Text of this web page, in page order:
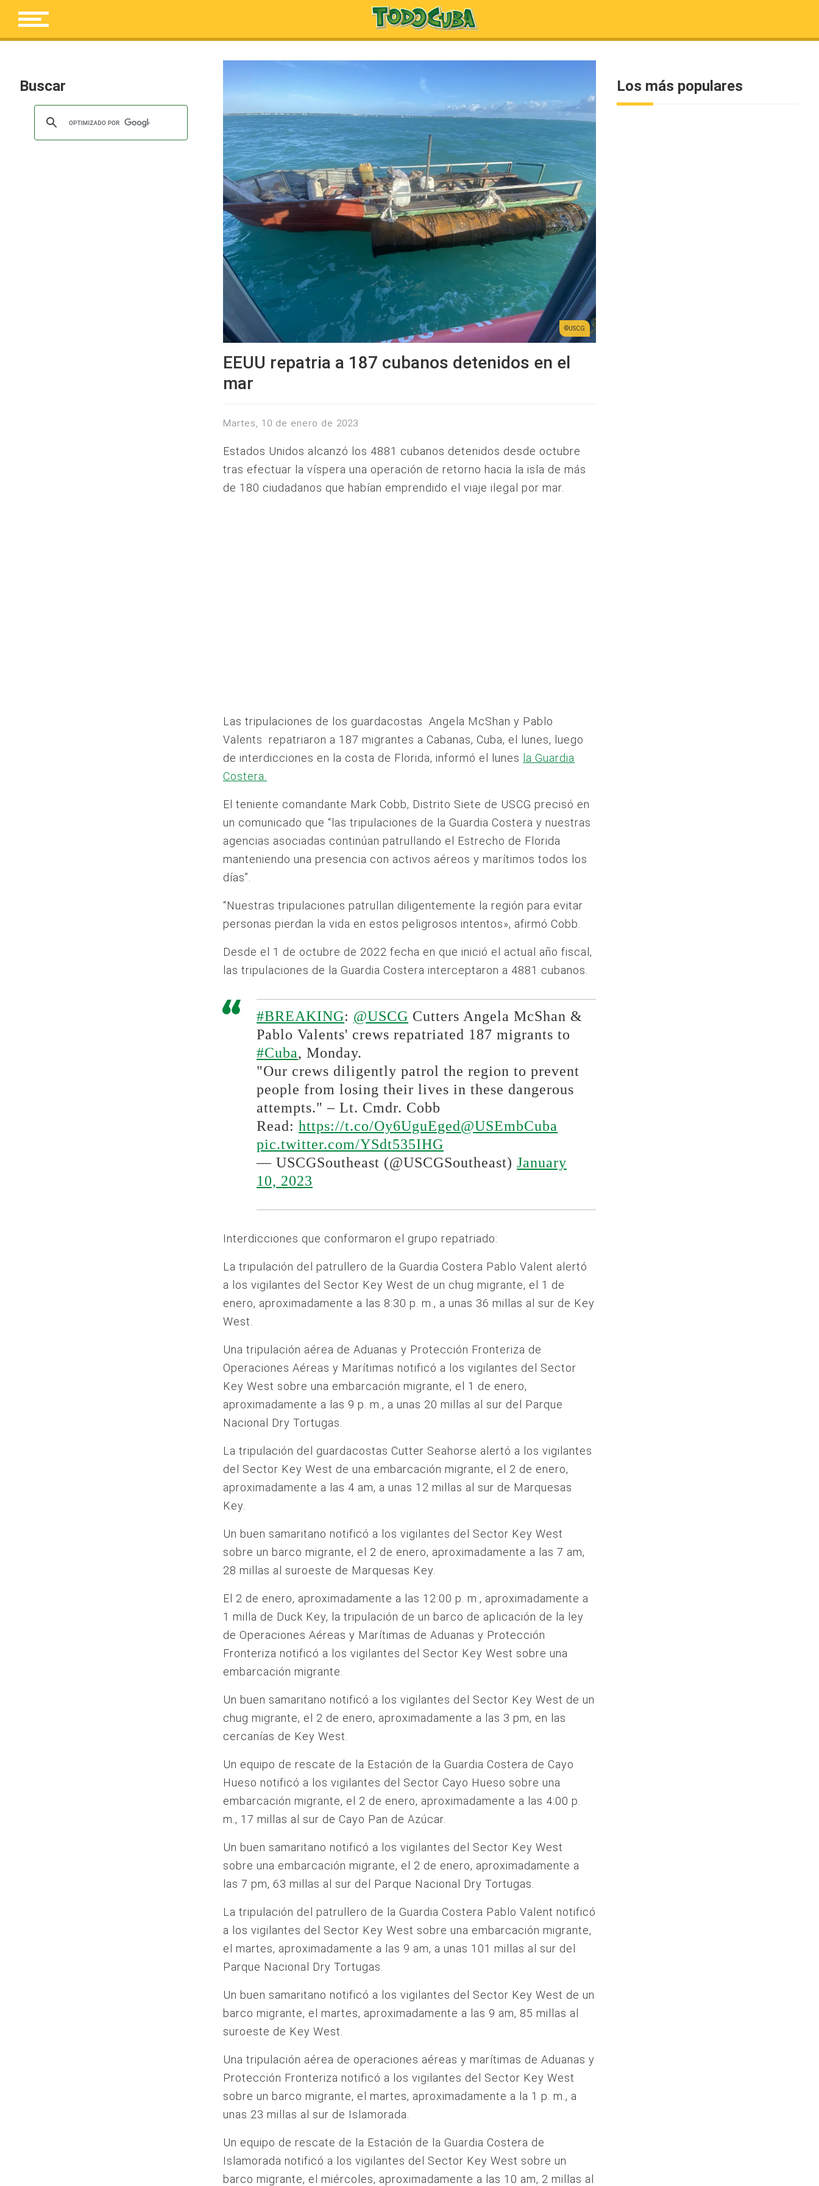
Buscar
USCG
EEUU repatria a 187 cubanos detenidos en el
mar
martes, 10 de enero de 2023
Estados Unidos alcanzó los 4881 cubanos detenidos desde octubre
tras efectuar la víspera una operación de retorno hacia la isla de más
de 180 ciudadanos que habían emprendido el viaje ilegal por mar.
Las tripulaciones de los guardacostas Angela McShan y Pablo
Valents repatriaron a 187 migrantes a Cabanas, Cuba, el lunes, luego
de interdicciones en la costa de Florida, informó el lunes
la Guardia
Costera.
El teniente comandante Mark Cobb, Distrito Siete de USCG precisó en
un comunicado que “las tripulaciones de la Guardia Costera y nuestras
agencias asociadas continúan patrullando el Estrecho de Florida
manteniendo una presencia con activos aéreos y marítimos todos los
días”.
“Nuestras tripulaciones patrullan diligentemente la región para evitar
personas pierdan la vida en estos peligrosos intentos», afirmó Cobb.
Desde el 1 de octubre de 2022 fecha en que inició el actual año fiscal,
las tripulaciones de la Guardia Costera interceptaron a 4881 cubanos.
#BREAKING: @USCG Cutters Angela McShan &
Pablo Valents' crews repatriated 187 migrants to
#Cuba, Monday.
"Our crews diligently patrol the region to prevent
people from losing their lives in these dangerous
attempts." – Lt. Cmdr. Cobb
Read:https://t.co/Oy6UguEged@USEmbCuba
pic.twitter.com/YSdt535IHG
— USCGSoutheast (@USCGSoutheast)January
10, 2023
Interdicciones que conformaron el grupo repatriado:
La tripulación del patrullero de la Guardia Costera Pablo Valent alertó
a los vigilantes del Sector Key West de un chug migrante, el 1 de
enero, aproximadamente a las 8:30 p. m., a unas 36 millas al sur de Key
West.
Una tripulación aérea de Aduanas y Protección Fronteriza de
Operaciones Aéreas y Marítimas notificó a los vigilantes del Sector
Key West sobre una embarcación migrante, el 1 de enero,
aproximadamente a las 9 p. m., a unas 20 millas al sur del Parque
Nacional Dry Tortugas.
La tripulación del guardacostas Cutter Seahorse alertó a los vigilantes
del Sector Key West de una embarcación migrante, el 2 de enero,
aproximadamente a las 4 am, a unas 12 millas al sur de Marquesas
Key.
Un buen samaritano notificó a los vigilantes del Sector Key West
sobre un barco migrante, el 2 de enero, aproximadamente a las 7 am,
28 millas al suroeste de Marquesas Key.
El 2 de enero, aproximadamente a las 12:00 p. m., aproximadamente a
1 milla de Duck Key, la tripulación de un barco de aplicación de la ley
de Operaciones Aéreas y Marítimas de Aduanas y Protección
Fronteriza notificó a los vigilantes del Sector Key West sobre una
embarcación migrante.
Un buen samaritano notificó a los vigilantes del Sector Key West de un
chug migrante, el 2 de enero, aproximadamente a las 3 pm, en las
cercanías de Key West.
Un equipo de rescate de la Estación de la Guardia Costera de Cayo
Hueso notificó a los vigilantes del Sector Cayo Hueso sobre una
embarcación migrante, el 2 de enero, aproximadamente a las 4:00 p.
m., 17 millas al sur de Cayo Pan de Azúcar.
Un buen samaritano notificó a los vigilantes del Sector Key West
sobre una embarcación migrante, el 2 de enero, aproximadamente a
las 7 pm, 63 millas al sur del Parque Nacional Dry Tortugas.
La tripulación del patrullero de la Guardia Costera Pablo Valent notificó
a los vigilantes del Sector Key West sobre una embarcación migrante,
el martes, aproximadamente a las 9 am, a unas 101 millas al sur del
Parque Nacional Dry Tortugas.
Un buen samaritano notificó a los vigilantes del Sector Key West de un
barco migrante, el martes, aproximadamente a las 9 am, 85 millas al
suroeste de Key West.
Una tripulación aérea de operaciones aéreas y marítimas de Aduanas y
Protección Fronteriza notificó a los vigilantes del Sector Key West
sobre un barco migrante, el martes, aproximadamente a la 1 p. m., a
unas 23 millas al sur de Islamorada.
Un equipo de rescate de la Estación de la Guardia Costera de
Islamorada notificó a los vigilantes del Sector Key West sobre un
barco migrante, el miércoles, aproximadamente a las 10 am, 2 millas al
Los más populares